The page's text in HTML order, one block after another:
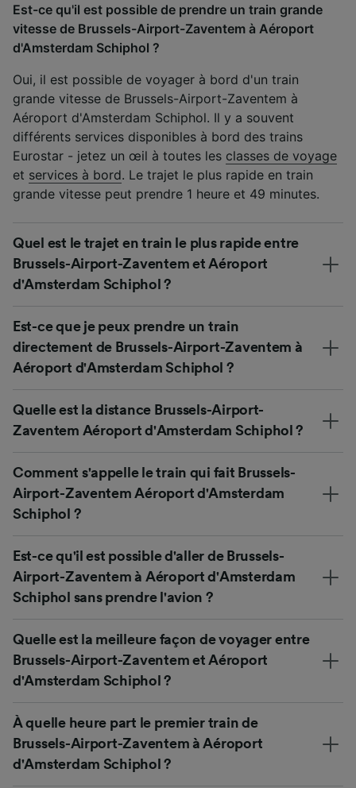
Est-ce qu'il est possible de prendre un train grande
vitesse de Brussels-Airport-Zaventem à Aéroport
d'Amsterdam Schiphol ?
Oui, il est possible de voyager à bord d'un train
grande vitesse de Brussels-Airport-Zaventem à
Aéroport d'Amsterdam Schiphol. Il y a souvent
différents services disponibles à bord des trains
Eurostar - jetez un œil à toutes les classes de voyage
et services à bord. Le trajet le plus rapide en train
grande vitesse peut prendre 1 heure et 49 minutes.
Quel est le trajet en train le plus rapide entre
Brussels-Airport-Zaventem et Aéroport
d'Amsterdam Schiphol ?
Est-ce que je peux prendre un train
directement de Brussels-Airport-Zaventem à
Aéroport d'Amsterdam Schiphol ?
Quelle est la distance Brussels-Airport-
Zaventem Aéroport d'Amsterdam Schiphol ?
Comment s'appelle le train qui fait Brussels-
Airport-Zaventem Aéroport d'Amsterdam
Schiphol ?
Est-ce qu'il est possible d'aller de Brussels-
Airport-Zaventem à Aéroport d'Amsterdam
Schiphol sans prendre l'avion ?
Quelle est la meilleure façon de voyager entre
Brussels-Airport-Zaventem et Aéroport
d'Amsterdam Schiphol ?
À quelle heure part le premier train de
Brussels-Airport-Zaventem à Aéroport
d'Amsterdam Schiphol ?